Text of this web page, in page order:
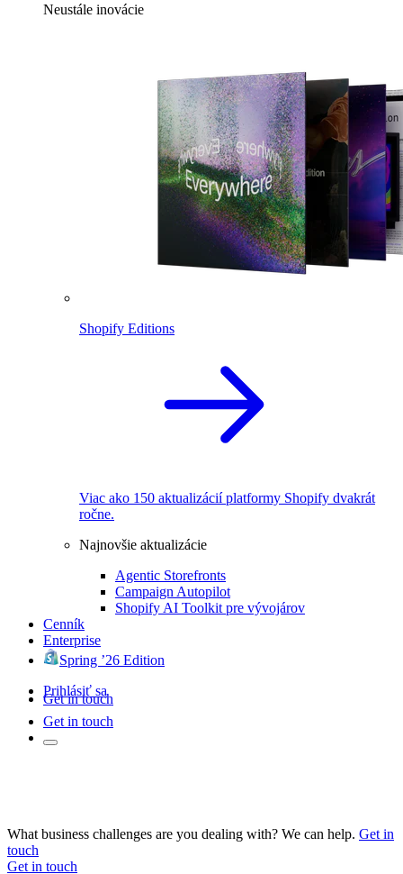
Neustále inovácie
Shopify Editions
Viac ako 150 aktualizácií platformy Shopify dvakrát
ročne.
Najnovšie aktualizácie
Agentic Storefronts
Campaign Autopilot
Shopify AI Toolkit pre vývojárov
Cenník
Enterprise
Spring ’26 Edition
Prihlásiť sa
Get in touch
Get in touch
What business challenges are you dealing with? We can help. Get in
touch
Get in touch